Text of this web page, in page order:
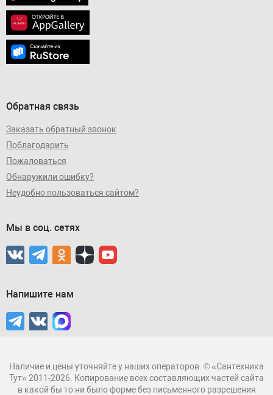
Обратная связь
Заказать обратный звонок
Поблагодарить
Пожаловаться
Обнаружили ошибку?
Неудобно пользоваться сайтом?
Мы в соц. сетях
Напишите нам
Наличие и цены уточняйте у наших операторов. © «Сантехника
Тут» 2011-2026. Копирование всех составляющих частей сайта
в какой бы то ни было форме без письменного разрешения